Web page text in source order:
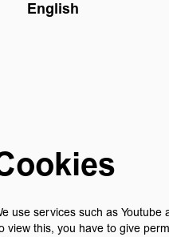
English
use services such as
view this, you have to give